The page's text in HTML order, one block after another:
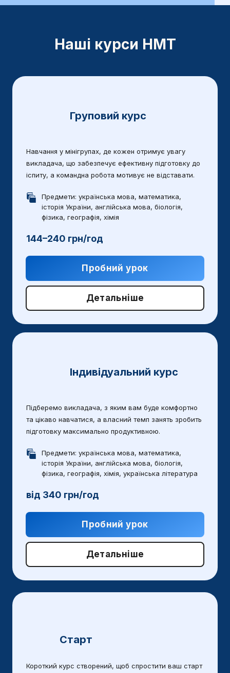
Наші курси НМТ
Груповий курс
Навчання у мінігрупах, де кожен отримує увагу
викладача, що забезпечує ефективну підготовку до
іспиту, а командна робота мотивує не відставати.
Предмети: українська мова, математика,
історія України, англійська мова, біологія,
фізика, географія, хімія
144–240 грн/год
Пробний урок
Детальніше
Індивідуальний курс
Підберемо викладача, з яким вам буде комфортно
та цікаво навчатися, а власний темп занять зробить
підготовку максимально продуктивною.
Предмети: українська мова, математика,
історія України, англійська мова, біологія,
фізика, географія, хімія, українська література
від 340 грн/год
Пробний урок
Детальніше
Старт
Короткий курс створений, щоб спростити ваш старт